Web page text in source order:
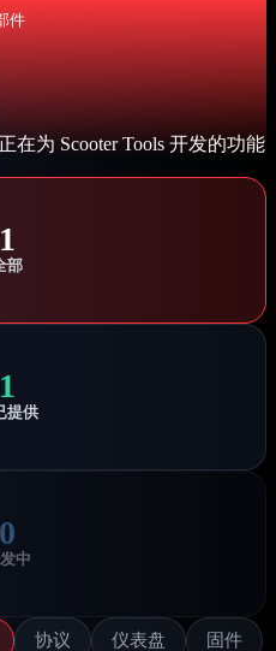
件
在为 Scooter Tools 开发的功能
1
部
1
提供
0
中
协议 仪表盘 固件